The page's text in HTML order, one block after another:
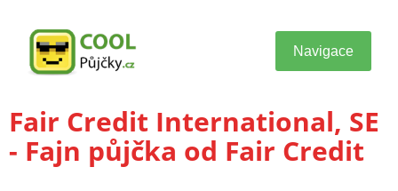
Navigace
Fair Credit International, SE
- Fajn půjčka od Fair Credit